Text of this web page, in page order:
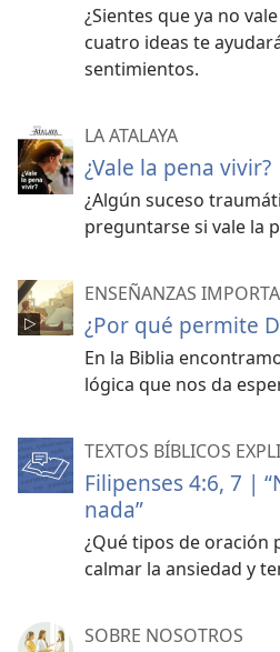
¿Sientes que ya no
cuatro ideas te
sentimientos.
LA ATALAYA
¿Vale la pena vivir?
¿Algún suceso
preguntarse si vale la
ENSEÑANZAS
¿Por qué permite
En la Biblia
lógica que nos da
TEXTOS BÍBLICOS
Filipenses 4:6, 7 |
nada”
¿Qué tipos de oración
calmar la ansiedad y
SOBRE NOSOTROS